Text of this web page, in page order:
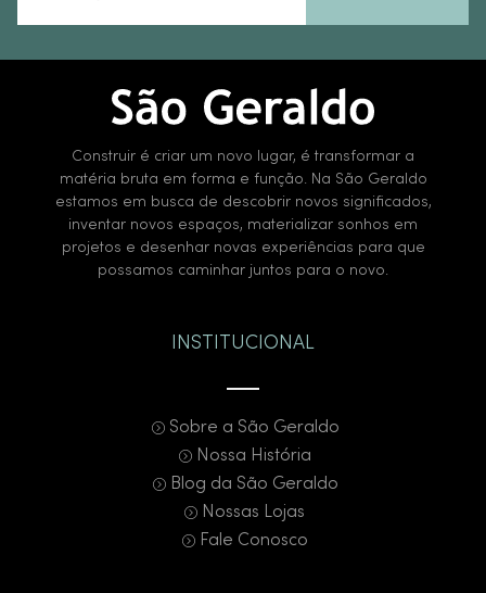
Construir é criar um novo lugar, é transformar a
matéria bruta em forma e função. Na São Geraldo
estamos em busca de descobrir novos significados,
inventar novos espaços, materializar sonhos em
projetos e desenhar novas experiências para que
possamos caminhar juntos para o novo.
INSTITUCIONAL
Sobre a São Geraldo
Nossa História
Blog da São Geraldo
Nossas Lojas
Fale Conosco